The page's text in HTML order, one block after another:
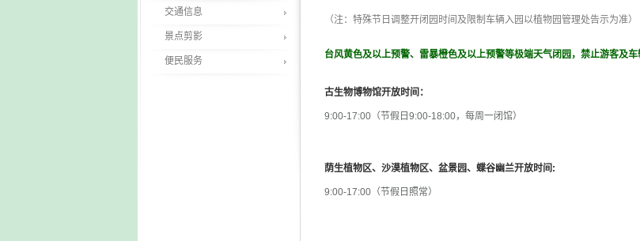
（注：特殊节日调整开闭园时间及限制车辆入园以植物园管理处告示为准）
台风黄色及以上预警、雷暴橙色及以上预警等极端天气闭园，禁止游客及车
古生物博物馆开放时间：
9:00-17:00 （节假日 9:00-18:00，每周一闭馆）
荫生植物区、沙漠植物区、盆景园、蝶谷幽兰开放时间 :
9:00-17:00 （节假日照常）
交通信息
景点剪影
便民服务